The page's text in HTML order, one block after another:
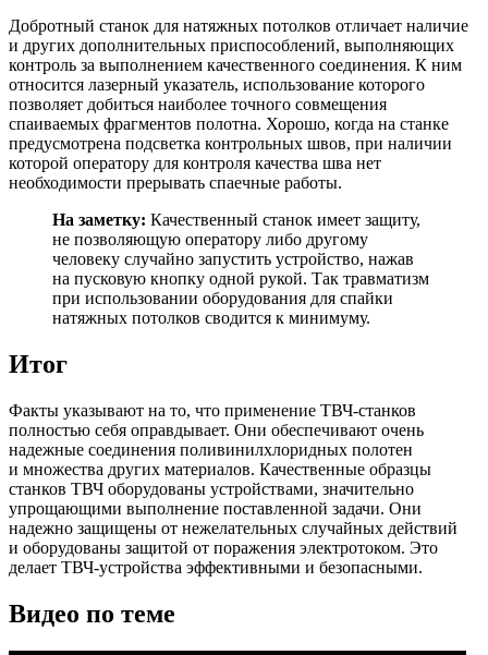
Добротный станок для натяжных потолков отличает наличие
и других дополнительных приспособлений, выполняющих
контроль за выполнением качественного соединения. К ним
относится лазерный указатель, использование которого
позволяет добиться наиболее точного совмещения
спаиваемых фрагментов полотна. Хорошо, когда на станке
предусмотрена подсветка контрольных швов, при наличии
которой оператору для контроля качества шва нет
необходимости прерывать спаечные работы.
На заметку: Качественный станок имеет защиту,
не позволяющую оператору либо другому
человеку случайно запустить устройство, нажав
на пусковую кнопку одной рукой. Так травматизм
при использовании оборудования для спайки
натяжных потолков сводится к минимуму.
Итог
Факты указывают на то, что применение ТВЧ-станков
полностью себя оправдывает. Они обеспечивают очень
надежные соединения поливинилхлоридных полотен
и множества других материалов. Качественные образцы
станков ТВЧ оборудованы устройствами, значительно
упрощающими выполнение поставленной задачи. Они
надежно защищены от нежелательных случайных действий
и оборудованы защитой от поражения электротоком. Это
делает ТВЧ-устройства эффективными и безопасными.
Видео по теме